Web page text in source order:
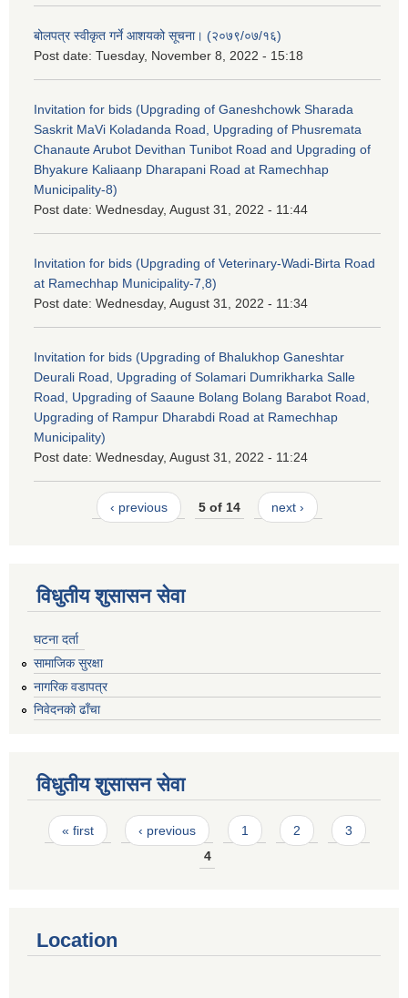
बोलपत्र स्वीकृत गर्ने आशयको सूचना। (२०७९/०७/१६)
Post date: Tuesday, November 8, 2022 - 15:18
Invitation for bids (Upgrading of Ganeshchowk Sharada
Saskrit MaVi Koladanda Road, Upgrading of Phusremata
Chanaute Arubot Devithan Tunibot Road and Upgrading of
Bhyakure Kaliaanp Dharapani Road at Ramechhap
Municipality-8)
Post date: Wednesday, August 31, 2022 - 11:44
Invitation for bids (Upgrading of Veterinary-Wadi-Birta Road
at Ramechhap Municipality-7,8)
Post date: Wednesday, August 31, 2022 - 11:34
Invitation for bids (Upgrading of Bhalukhop Ganeshtar
Deurali Road, Upgrading of Solamari Dumrikharka Salle
Road, Upgrading of Saaune Bolang Bolang Barabot Road,
Upgrading of Rampur Dharabdi Road at Ramechhap
Municipality)
Post date: Wednesday, August 31, 2022 - 11:24
‹ previous 5 of 14 next ›
विधुतीय शुसासन सेवा
घटना दर्ता
सामाजिक सुरक्षा
नागरिक वडापत्र
निवेदनको ढाँचा
विधुतीय शुसासन सेवा
Pages
« first ‹ previous 1 2
3
4
Location